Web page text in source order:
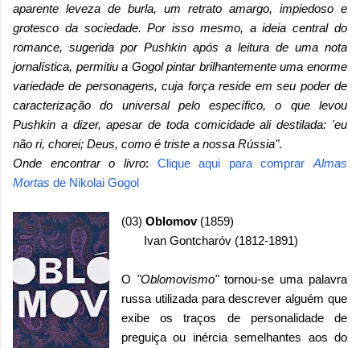
aparente leveza de burla, um retrato amargo, impiedoso e
grotesco da sociedade. Por isso mesmo, a ideia central do
romance, sugerida por Pushkin após a leitura de uma nota
jornalística, permitiu a Gogol pintar brilhantemente uma enorme
variedade de personagens, cuja força reside em seu poder de
caracterização do universal pelo específico, o que levou
Pushkin a dizer, apesar de toda comicidade ali destilada: 'eu
não ri, chorei; Deus, como é triste a nossa Rússia".
Onde encontrar o livro: Clique aqui para comprar Almas
Mortas de Nikolai Gogol
(03) Oblomov(1859)
Ivan Gontcharóv (1812-1891)
O "Oblomovismo"tornou-se uma palavra
russa utilizada para descrever alguém que
exibe os traços de personalidade de
preguiça ou inércia semelhantes aos do